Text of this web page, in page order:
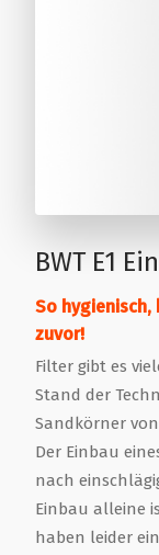
BWT E1
So
zuvor!
Filter gibt es
Stand der
Sandkörner
Der Einbau
nach
Einbau alleine
haben leider